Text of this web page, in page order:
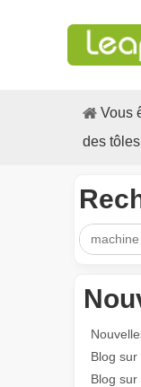
Vous
des tôles
Blog
Blog